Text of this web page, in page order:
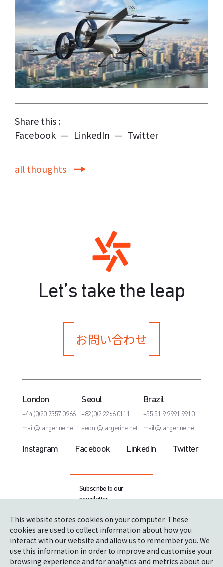
This website stores cookies on your computer. These
cookies are used to collect information about how you
interact with our website and allow us to remember you. We
use this information in order to improve and customise your
browsing experience and for analytics and metrics about our
Share this :
Facebook — LinkedIn — Twitter
all thoughts
Let’s take the leap
お問い合わせ
London
+44 (0)20 7357 0966
mail@tangerine.net
Seoul
+82(0)2 2266 0111
seoul@tangerine.net
Brazil
+55 51 9 9991 9910
mail@tangerine.net
Instagram Facebook LinkedIn Twitter
Subscribe to our
newsletter